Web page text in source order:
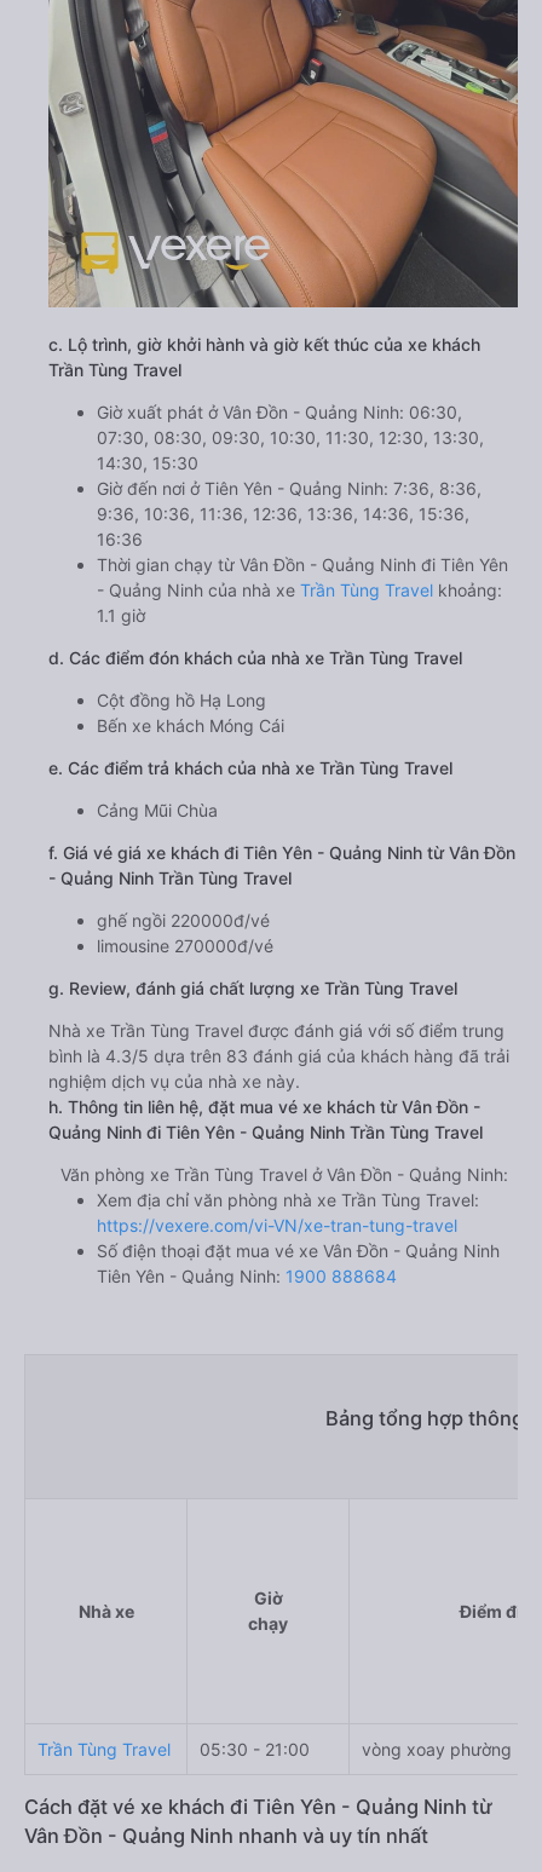
c. Lộ trình, giờ khởi hành và giờ kết thúc của xe khách
Trần Tùng Travel
Giờ xuất phát ở Vân Đồn - Quảng Ninh: 06:30,
07:30, 08:30, 09:30, 10:30, 11:30, 12:30, 13:30,
14:30, 15:30
Giờ đến nơi ở Tiên Yên - Quảng Ninh: 7:36, 8:36,
9:36, 10:36, 11:36, 12:36, 13:36, 14:36, 15:36,
16:36
Thời gian chạy từ Vân Đồn - Quảng Ninh đi Tiên Yên
- Quảng Ninh của nhà xe Trần Tùng Travel khoảng:
1.1 giờ
d. Các điểm đón khách của nhà xe Trần Tùng Travel
Cột đồng hồ Hạ Long
Bến xe khách Móng Cái
e. Các điểm trả khách của nhà xe Trần Tùng Travel
Cảng Mũi Chùa
f. Giá vé giá xe khách đi Tiên Yên - Quảng Ninh từ Vân Đồn
- Quảng Ninh Trần Tùng Travel
ghế ngồi 220000đ/vé
limousine 270000đ/vé
g. Review, đánh giá chất lượng xe Trần Tùng Travel
Nhà xe Trần Tùng Travel được đánh giá với số điểm trung
bình là 4.3/5 dựa trên 83 đánh giá của khách hàng đã trải
nghiệm dịch vụ của nhà xe này.
h. Thông tin liên hệ, đặt mua vé xe khách từ Vân Đồn -
Quảng Ninh đi Tiên Yên - Quảng Ninh Trần Tùng Travel
Văn phòng xe Trần Tùng Travel ở Vân Đồn - Quảng Ninh:
Xem địa chỉ văn phòng nhà xe Trần Tùng Travel:
https://vexere.com/vi-VN/xe-tran-tung-travel
Số điện thoại đặt mua vé xe Vân Đồn - Quảng Ninh
Tiên Yên - Quảng Ninh: 1900 888684
Bảng tổng hợp thông
Nhà xe
Giờ
chạy
Điểm đi
Trần Tùng Travel 05:30 - 21:00 vòng xoay phường
Cách đặt vé xe khách đi Tiên Yên - Quảng Ninh từ
Vân Đồn - Quảng Ninh nhanh và uy tín nhất